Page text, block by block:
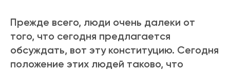
Прежде всего, люди очень далеки от
того, что сегодня предлагается
обсуждать, вот эту конституцию. Сегодня
положение этих людей таково, что